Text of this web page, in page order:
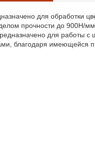
для обработки
прочности до 900Н/
для работы
благодаря имеющейся